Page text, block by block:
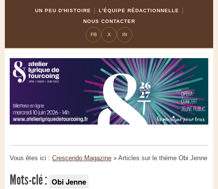
UN PEU D'HISTOIRE
L'ÉQUIPE RÉDACTIONNELLE
NOUS CONTACTER
FB X IN
Vous êtes ici : Crescendo Magazine » Articles sur le thème Obi Jenne
Mots-clé : Obi Jenne